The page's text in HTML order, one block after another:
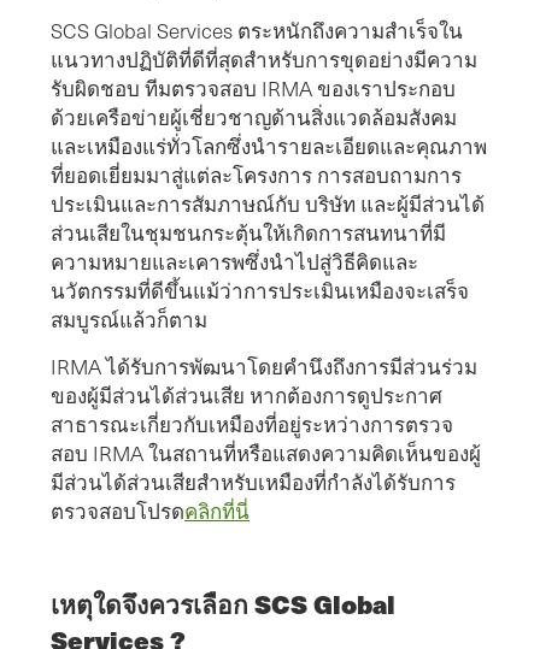
SCS Global Services ตระหนักถึงความสําเร็จใน
แนวทางปฏิบัติที่ดีที่สุดสําหรับการขุดอย่างมีความ
รับผิดชอบ ทีมตรวจสอบ IRMA ของเราประกอบ
ด้วยเครือข่ายผู้เชี่ยวชาญด้านสิ่งแวดล้อมสังคม
และเหมืองแร่ทั่วโลกซึ่งนํารายละเอียดและคุณภาพ
ที่ยอดเยี่ยมมาสู่แต่ละโครงการ การสอบถามการ
ประเมินและการสัมภาษณ์กับ บริษัท และผู้มีส่วนได้
ส่วนเสียในชุมชนกระตุ้นให้เกิดการสนทนาที่มี
ความหมายและเคารพซึ่งนําไปสู่วิธีคิดและ
นวัตกรรมที่ดีขึ้นแม้ว่าการประเมินเหมืองจะเสร็จ
สมบูรณ์แล้วก็ตาม
IRMA ได้รับการพัฒนาโดยคํานึงถึงการมีส่วนร่วม
ของผู้มีส่วนได้ส่วนเสีย หากต้องการดูประกาศ
สาธารณะเกี่ยวกับเหมืองที่อยู่ระหว่างการตรวจ
สอบ IRMA ในสถานที่หรือแสดงความคิดเห็นของผู้
มีส่วนได้ส่วนเสียสําหรับเหมืองที่กําลังได้รับการ
ตรวจสอบโปรดคลิกที่นี่
เหตุใดจึงควรเลือก SCS Global
Services ?